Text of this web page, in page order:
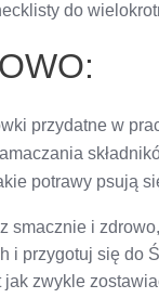
do
przydatne w
potrawy psują
smacznie i
i przygotuj się do
zwykle